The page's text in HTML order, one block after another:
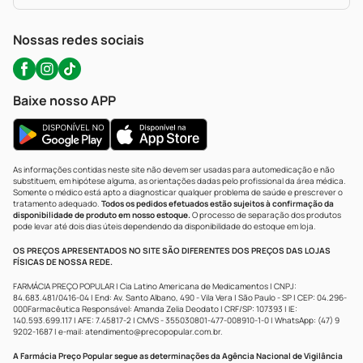
WhatsApp (47) 9202-1687
Nossas redes sociais
Baixe nosso APP
As informações contidas neste site não devem ser usadas para automedicação e não
substituem, em hipótese alguma, as orientações dadas pelo profissional da área médica.
Somente o médico está apto a diagnosticar qualquer problema de saúde e prescrever o
tratamento adequado. Todos os pedidos efetuados estão sujeitos à confirmação da
disponibilidade de produto em nosso estoque.O processo de separação dos produtos
pode levar até dois dias úteis dependendo da disponibilidade do estoque em loja.
OS PREÇOS APRESENTADOS NO SITE SÃO DIFERENTES DOS PREÇOS DAS LOJAS
FÍSICAS DE NOSSA REDE.
FARMÁCIA PREÇO POPULAR | Cia Latino Americana de Medicamentos | CNPJ:
84.683.481/0416-04 | End: Av. Santo Albano, 490 - Vila Vera | São Paulo - SP | CEP: 04.296-
000Farmacêutica Responsável: Amanda Zelia Deodato | CRF/SP: 107393 | IE:
140.593.699.117 | AFE: 7.45817-2 | CMVS - 355030801-477-008910-1-0 | WhatsApp: (47) 9
9202-1687 | e-mail: atendimento@precopopular.com.br.
A Farmácia Preço Popular segue as determinações da Agência Nacional de Vigilância